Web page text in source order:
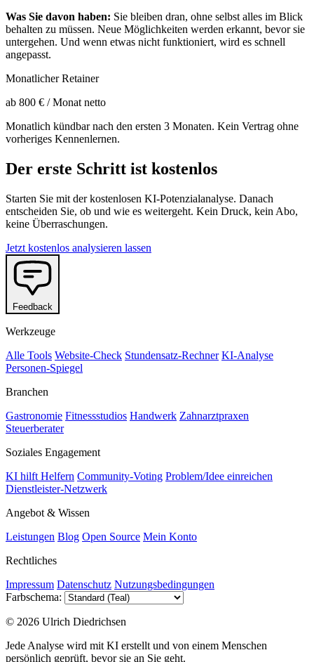
Was Sie davon haben: Sie bleiben dran, ohne selbst alles im Blick
behalten zu müssen. Neue Möglichkeiten werden erkannt, bevor sie
untergehen. Und wenn etwas nicht funktioniert, wird es schnell
angepasst.
Monatlicher Retainer
ab 800 € / Monat netto
Monatlich kündbar nach den ersten 3 Monaten. Kein Vertrag ohne
vorheriges Kennenlernen.
Der erste Schritt ist kostenlos
Starten Sie mit der kostenlosen KI-Potenzialanalyse. Danach
entscheiden Sie, ob und wie es weitergeht. Kein Druck, kein Abo,
keine Überraschungen.
Jetzt kostenlos analysieren lassen
Feedback
Werkzeuge
Alle Tools Website-Check Stundensatz-Rechner KI-Analyse
Personen-Spiegel
Branchen
Gastronomie Fitnessstudios Handwerk Zahnarztpraxen
Steuerberater
Soziales Engagement
KI hilft Helfern Community-Voting Problem/Idee einreichen
Dienstleister-Netzwerk
Angebot & Wissen
Leistungen Blog Open Source Mein Konto
Rechtliches
Impressum Datenschutz Nutzungsbedingungen
Farbschema:
© 2026 Ulrich Diedrichsen
Jede Analyse wird mit KI erstellt und von einem Menschen
persönlich geprüft, bevor sie an Sie geht.